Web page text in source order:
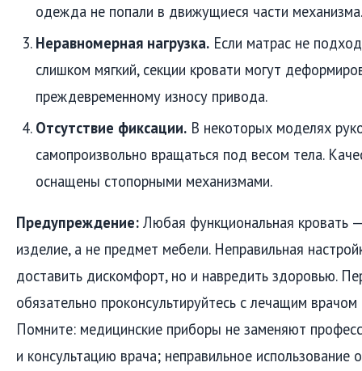
одежда не попали в движущиеся части механизма.
Неравномерная нагрузка. Если матрас не
слишком мягкий, секции кровати могут
преждевременному износу привода.
Отсутствие фиксации. В некоторых моделях
самопроизвольно вращаться под весом тела.
оснащены стопорными механизмами.
Предупреждение: Любая функциональная кровать
изделие, а не предмет мебели. Неправильная
доставить дискомфорт, но и навредить здоровью.
обязательно проконсультируйтесь с лечащим
Помните: медицинские приборы не заменяют
и консультацию врача; неправильное